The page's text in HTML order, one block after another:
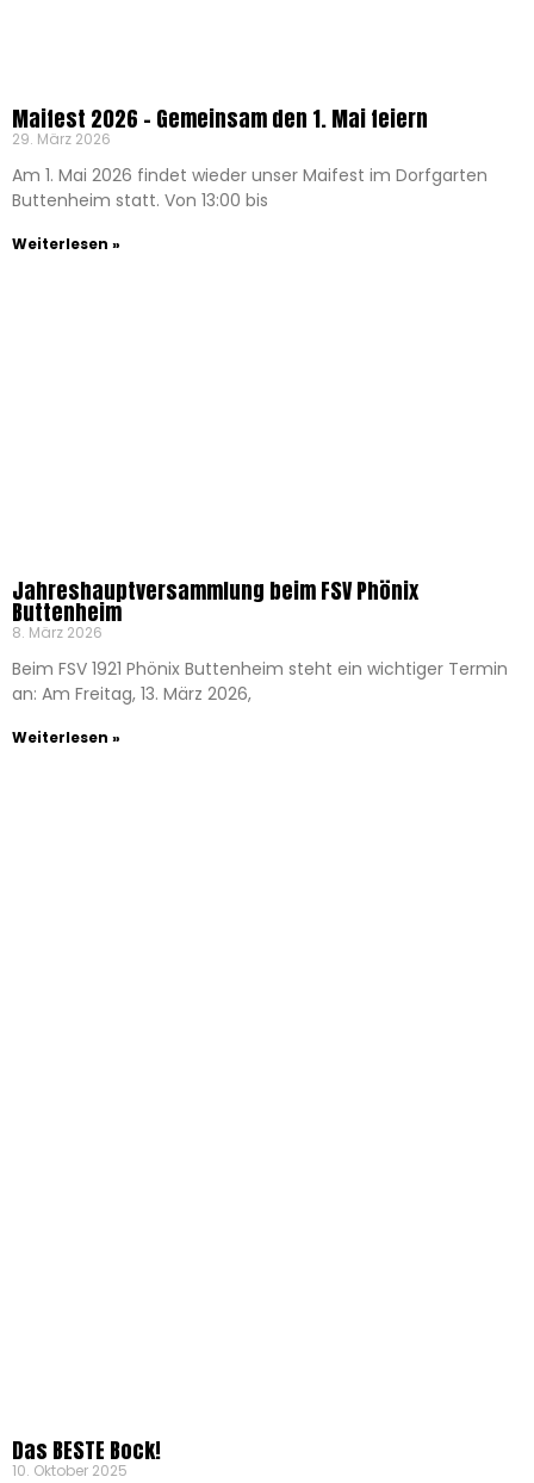
Maifest 2026 – Gemeinsam den 1. Mai feiern
29. März 2026
Am 1. Mai 2026 findet wieder unser Maifest im Dorfgarten
Buttenheim statt. Von 13:00 bis
Weiterlesen »
Jahreshauptversammlung beim FSV Phönix
Buttenheim
8. März 2026
Beim FSV 1921 Phönix Buttenheim steht ein wichtiger Termin
an: Am Freitag, 13. März 2026,
Weiterlesen »
Das BESTE Bock!
10. Oktober 2025